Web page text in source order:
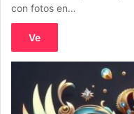
con fotos en…
Ve